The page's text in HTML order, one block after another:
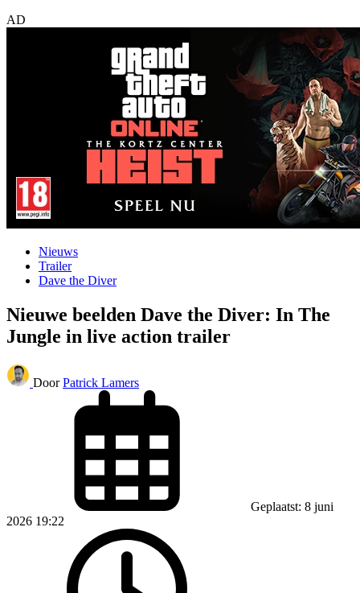
AD
Nieuws
Trailer
Dave the Diver
Nieuwe beelden Dave the Diver: In The
Jungle in live action trailer
Door Patrick Lamers
Geplaatst: 8 juni
2026 19:22